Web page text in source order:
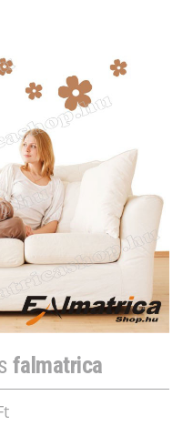
falmatrica